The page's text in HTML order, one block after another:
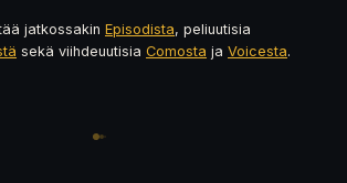
jatkossakin Episodista, peliuutisia
sekä viihdeuutisia Comosta ja Voicesta.